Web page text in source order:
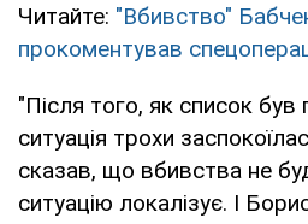
Читайте: "Вбивство"
прокоментував
"Після того, як список
ситуація трохи
сказав, що вбивства не
ситуацію локалізує. І